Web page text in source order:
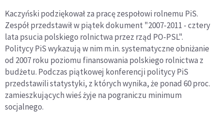
Kaczyński podziękował za pracę zespołowi rolnemu PiS.
Zespół przedstawił w piątek dokument "2007-2011 - cztery
lata psucia polskiego rolnictwa przez rząd PO-PSL".
Politycy PiS wykazują w nim m.in. systematyczne obniżanie
od 2007 roku poziomu finansowania polskiego rolnictwa z
budżetu. Podczas piątkowej konferencji politycy PiS
przedstawili statystyki, z których wynika, że ponad 60 proc.
zamieszkujących wieś żyje na pograniczu minimum
socjalnego.